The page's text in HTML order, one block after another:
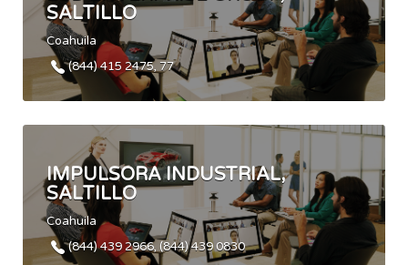
SALTILLO
Coahuila
(844) 415 2475, 77
IMPULSORA INDUSTRIAL,
SALTILLO
Coahuila
(844) 439 2966, (844) 439 0830